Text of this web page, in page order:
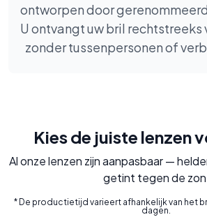
ontworpen door
U ontvangt uw bril rechtstreeks
zonder tussenpersonen of
Kies de juiste lenzen
Al onze lenzen zijn aanpasbaar —
getint tegen de
* De productietijd varieert afhankelijk van het
dagen.